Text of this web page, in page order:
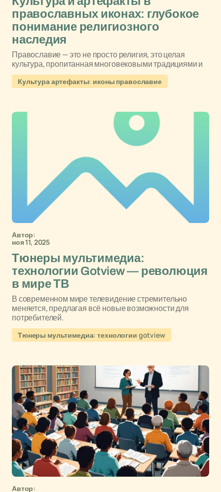
православных иконах: глубокое
понимание религиозного
наследия
Православие — это не просто религия, это целая
культура, пропитанная многовековыми традициями и
Культура артефакты: иконы православие
Автор:
ноя 11, 2025
Тюнеры мультимедиа:
технологии Gotview — революция
в мире ТВ
В современном мире телевидение стремительно
меняется, предлагая всё новые возможности для
потребителей.
Тюнеры мультимедиа: технологии gotview
Автор: